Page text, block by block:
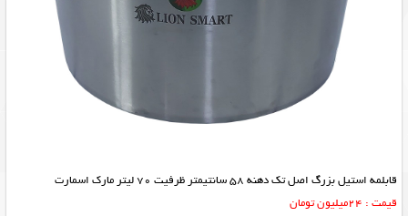
قابلمه استیل بزرگ اصل تک دهنه 58 سانتیمتر ظرفیت 70 لیتر مارک اسمارت
قیمت : 24میلیون تومان